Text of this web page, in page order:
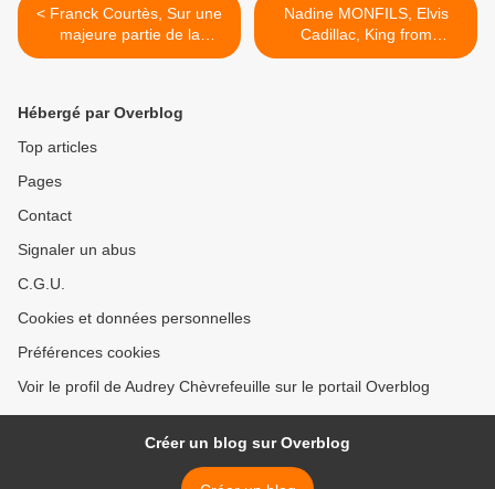
< Franck Courtès, Sur une
majeure partie de la
France, JC Lattès, 2016.
Nadine MONFILS, Elvis
Cadillac, King from
Charleroi, Fleuve éditions,
Hébergé par Overblog
Top articles
Pages
Contact
Signaler un abus
C.G.U.
Cookies et données personnelles
Préférences cookies
Voir le profil de Audrey Chèvrefeuille sur le portail Overblog
Créer un blog sur Overblog